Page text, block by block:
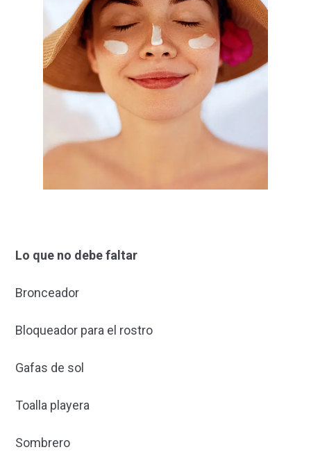
Lo que no debe faltar
Bronceador
Bloqueador para el rostro
Gafas de sol
Toalla playera
Sombrero